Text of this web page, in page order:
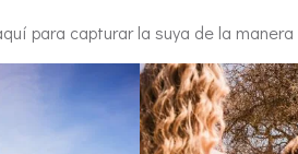
para capturar la suya de la